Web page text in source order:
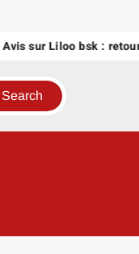
Avis sur Liloo bsk :